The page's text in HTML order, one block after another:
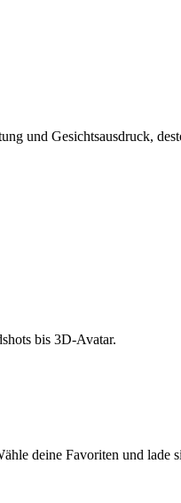
und Gesichtsausdruck,
bis 3D-Avatar.
deine Favoriten und lade